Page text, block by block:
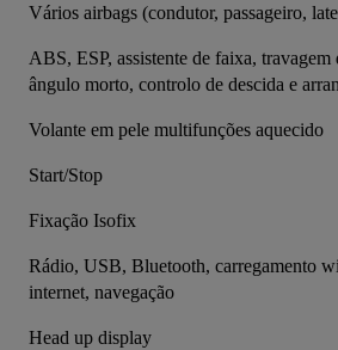
Vários airbags (condutor, passageiro,
ABS, ESP, assistente de faixa, travagem
ângulo morto, controlo de descida e
Volante em pele multifunções aquecido
Start/Stop
Fixação Isofix
Rádio, USB, Bluetooth, carregamento
internet, navegação
Head up display